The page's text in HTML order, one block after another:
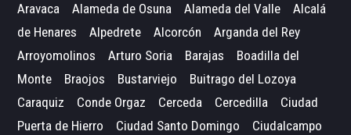
Aravaca
Alameda de Osuna Alameda del Valle
Alcalá
de Henares
Alpedrete Alcorcón
Arganda del Rey
Arroyomolinos
Arturo Soria Barajas
Boadilla del
Monte
Braojos Bustarviejo
Buitrago del Lozoya
Caraquiz
Conde Orgaz Cerceda Cercedilla
Ciudad
Puerta de Hierro
Ciudad Santo Domingo
Ciudalcampo